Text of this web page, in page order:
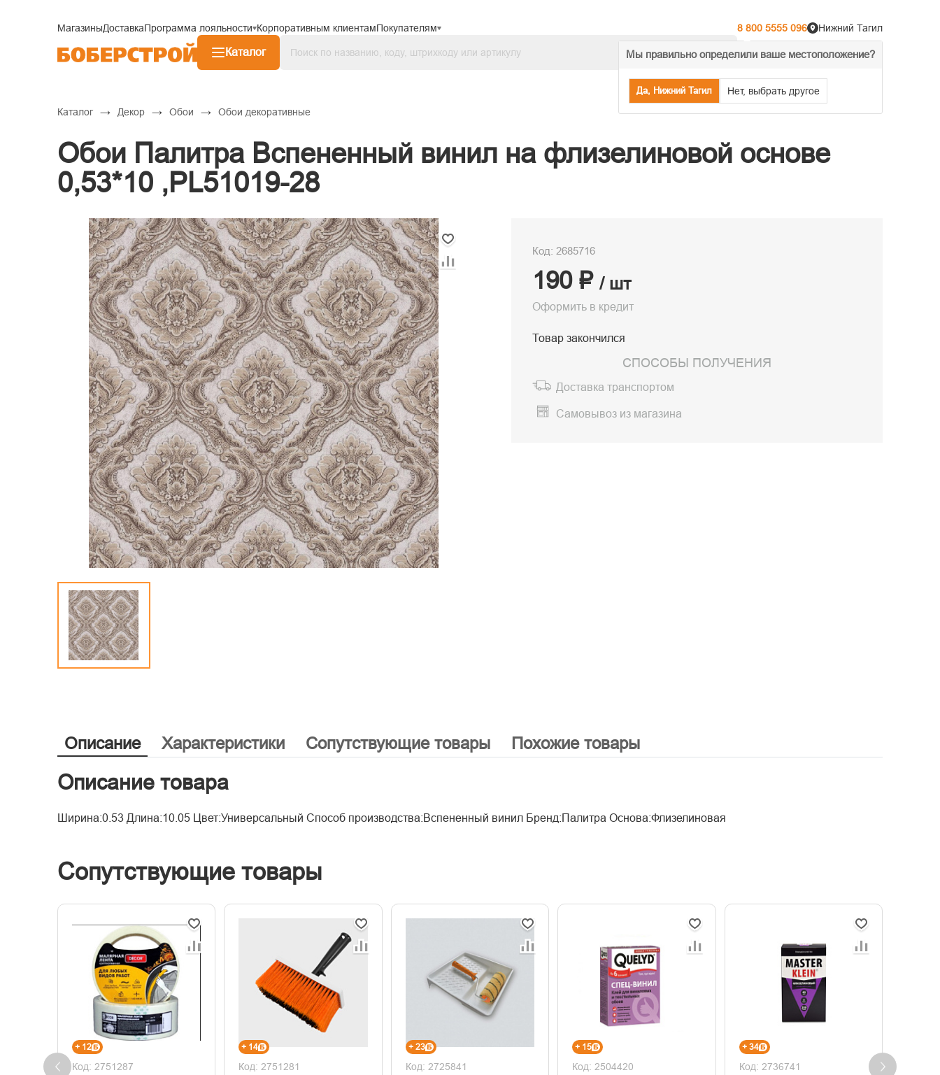
МагазиныДоставкаПрограмма лояльности Корпоративным клиентамПокупателям 8 800 5555 096
Мы правильно определили ваше местоположение?
Да, Нижний Тагил Нет, выбрать другое
Нижний Тагил
Каталог
% Акции Распродажа
Каталог → Декор → Обои → Обои декоративные
Обои Палитра Вспененный винил на флизелиновой основе
0,53*10 ,PL51019-28
Код: 2685716
190 ₽ / шт
Оформить в кредит
Товар закончился
СПОСОБЫ ПОЛУЧЕНИЯ
Доставка транспортом
Самовывоз из магазина
Описание Характеристики Сопутствующие товары Похожие товары
Описание товара
Ширина:0.53 Длина:10.05 Цвет:Универсальный Способ производства:Вспененный винил Бренд:Палитра Основа:Флизелиновая
Сопутствующие товары
+ 12
Код: 2751287
+ 14
Код: 2751281
+ 23
Код: 2725841
+ 15
Код: 2504420
+ 34
Код: 2736741